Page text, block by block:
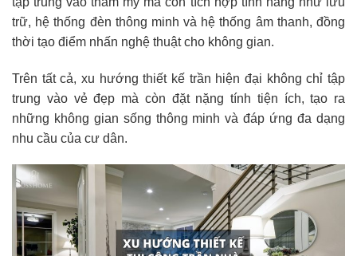
trữ, hệ thống đèn thông minh và hệ thống âm thanh, đồng
thời tạo điểm nhấn nghệ thuật cho không gian.
Trên tất cả, xu hướng thiết kế trần hiện đại không chỉ tập
trung vào vẻ đẹp mà còn đặt nặng tính tiện ích, tạo ra
những không gian sống thông minh và đáp ứng đa dạng
nhu cầu của cư dân.